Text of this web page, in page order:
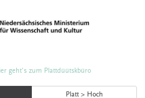
geht's zum Plattdüütskbüro
Platt > Hoch